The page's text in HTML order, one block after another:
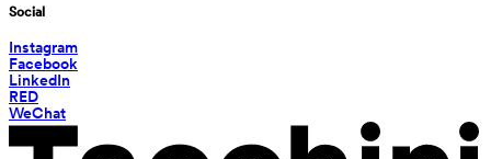
Social
Instagram
Facebook
LinkedIn
RED
WeChat